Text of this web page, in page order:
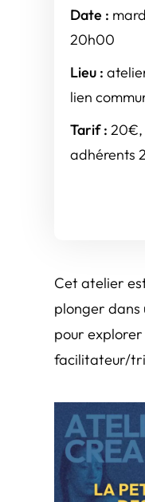
Cet atelier
plonger dans
pour
facilitateur/
Date :
20h00
Lieu :
lien
Tarif : 20€,
adhérents